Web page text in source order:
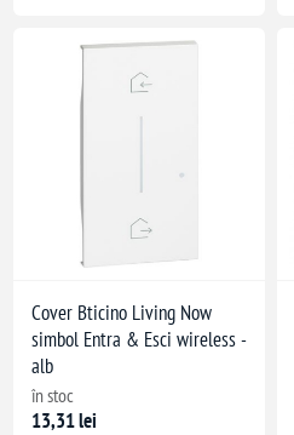
Cover Bticino Living Now
simbol Entra & Esci wireless -
alb
în stoc
13,31 lei